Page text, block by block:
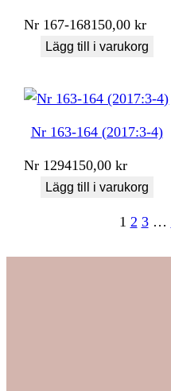
Nr 167-168150,00kr
Lägg till i varukorg
Nr 163-164 (2017:3-4)
Nr 1294150,00kr
Lägg till i varukorg
1 2 3 …